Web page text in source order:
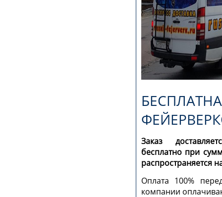
Заказ
бесплатно при
распространяется
Оплата 100%
компании